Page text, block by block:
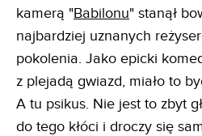
kamerą "Babilonu" stanął
najbardziej uznanych
pokolenia. Jako epicki
z plejadą gwiazd, miało to
A tu psikus. Nie jest to zbyt
do tego kłóci i droczy się